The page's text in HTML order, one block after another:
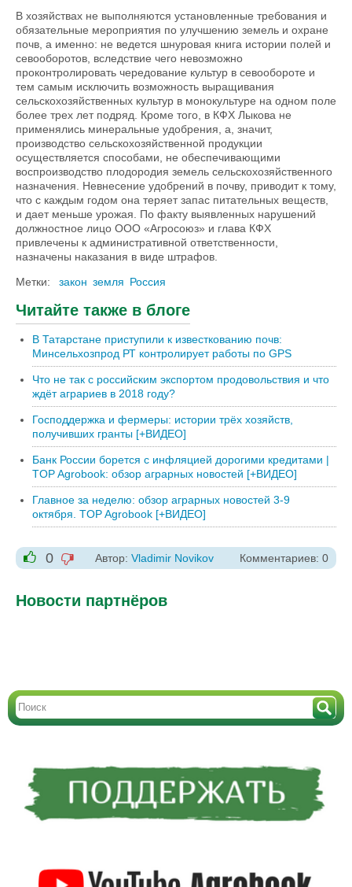
В хозяйствах не выполняются установленные требования и
обязательные мероприятия по улучшению земель и охране
почв, а именно: не ведется шнуровая книга истории полей и
севооборотов, вследствие чего невозможно
проконтролировать чередование культур в севообороте и
тем самым исключить возможность выращивания
сельскохозяйственных культур в монокультуре на одном поле
более трех лет подряд. Кроме того, в КФХ Лыкова не
применялись минеральные удобрения, а, значит,
производство сельскохозяйственной продукции
осуществляется способами, не обеспечивающими
воспроизводство плодородия земель сельскохозяйственного
назначения. Невнесение удобрений в почву, приводит к тому,
что с каждым годом она теряет запас питательных веществ,
и дает меньше урожая. По факту выявленных нарушений
должностное лицо ООО «Агросоюз» и глава КФХ
привлечены к административной ответственности,
назначены наказания в виде штрафов.
Метки:
закон земля Россия
Читайте также в блоге
В Татарстане приступили к известкованию почв:
Минсельхозпрод РТ контролирует работы по GPS
Что не так с российским экспортом продовольствия и что
ждёт аграриев в 2018 году?
Господдержка и фермеры: истории трёх хозяйств,
получивших гранты [+ВИДЕО]
Банк России борется с инфляцией дорогими кредитами |
TOP Agrobook: обзор аграрных новостей [+ВИДЕО]
Главное за неделю: обзор аграрных новостей 3-9
октября. TOP Agrobook [+ВИДЕО]
+1
0
-1
Автор: Vladimir Novikov Комментариев: 0
Новости партнёров